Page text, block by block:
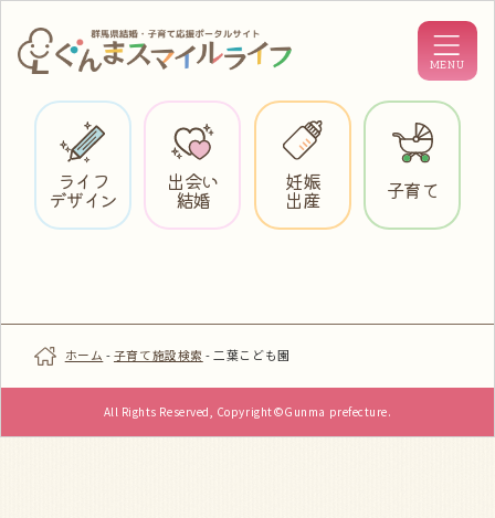
ライフ
デザイン
出会い
結婚
妊娠
出産 子育て
ホーム -子育て施設検索 -二葉こども園
All Rights Reserved, Copyright©Gunma prefecture.